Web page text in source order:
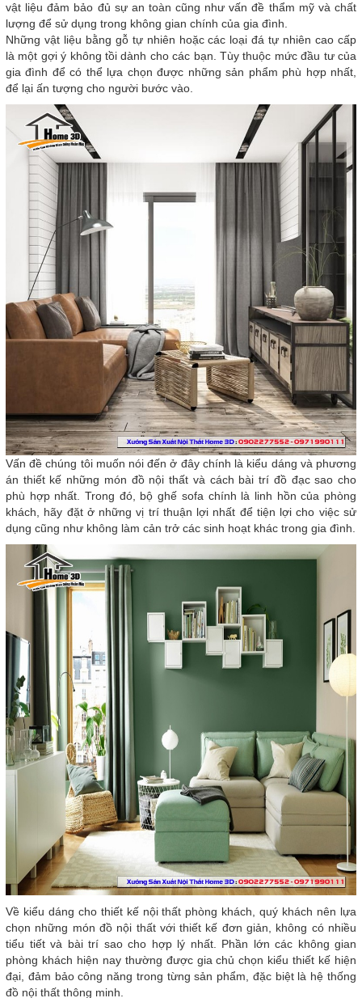
vật liệu đảm bảo đủ sự an toàn cũng như vấn đề thẩm mỹ và chất
lượng để sử dụng trong không gian chính của gia đình.
Những vật liệu bằng gỗ tự nhiên hoặc các loại đá tự nhiên cao cấp
là một gợi ý không tồi dành cho các bạn. Tùy thuộc mức đầu tư của
gia đình để có thể lựa chọn được những sản phẩm phù hợp nhất,
để lại ấn tượng cho người bước vào.
Vấn đề chúng tôi muốn nói đến ở đây chính là kiểu dáng và phương
án thiết kế những món đồ nội thất và cách bài trí đồ đạc sao cho
phù hợp nhất. Trong đó, bộ ghế sofa chính là linh hồn của phòng
khách, hãy đặt ở những vị trí thuận lợi nhất để tiện lợi cho việc sử
dụng cũng như không làm cản trở các sinh hoạt khác trong gia đình.
Về kiểu dáng cho thiết kế nội thất phòng khách, quý khách nên lựa
chọn những món đồ nội thất với thiết kế đơn giản, không có nhiều
tiểu tiết và bài trí sao cho hợp lý nhất. Phần lớn các không gian
phòng khách hiện nay thường được gia chủ chọn kiểu thiết kế hiện
đại, đảm bảo công năng trong từng sản phẩm, đặc biệt là hệ thống
đồ nội thất thông minh.